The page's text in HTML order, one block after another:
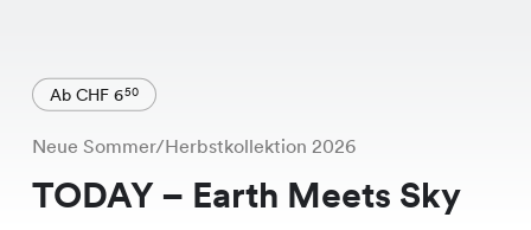
Ab CHF 650
Neue Sommer/Herbstkollektion 2026
TODAY – Earth Meets Sky